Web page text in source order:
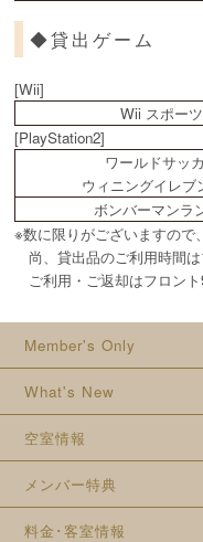
◆貸出ゲーム
[Wii]
Wii スポーツ
[PlayStation2]
ワールドサッ
ウィニングイレブ
ボンバーマンラ
※数に限りがございますので
尚、貸出品のご利用時間は
ご利用・ご返却はフロント
Member's Only
What's New
空室情報
メンバー特典
料金･客室情報